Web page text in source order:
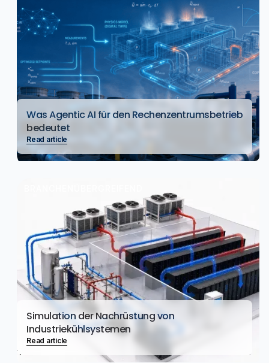
Was Agentic AI für den Rechenzentrumsbetrieb
bedeutet
Read article
Simulation der Nachrüstung von
Industriekühlsystemen
Read article